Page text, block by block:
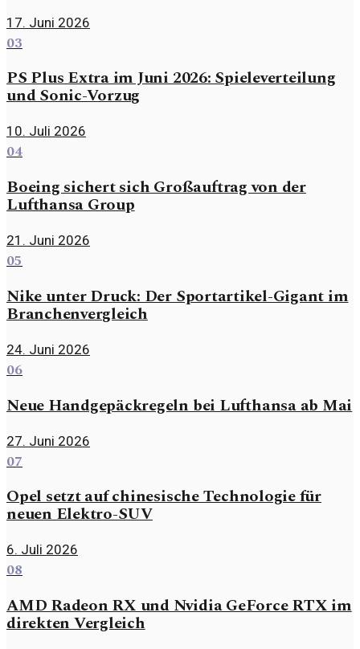
17. Juni 2026
03
PS Plus Extra im Juni 2026: Spieleverteilung
und Sonic-Vorzug
10. Juli 2026
04
Boeing sichert sich Großauftrag von der
Lufthansa Group
21. Juni 2026
05
Nike unter Druck: Der Sportartikel-Gigant im
Branchenvergleich
24. Juni 2026
06
Neue Handgepäckregeln bei Lufthansa ab Mai
27. Juni 2026
07
Opel setzt auf chinesische Technologie für
neuen Elektro-SUV
6. Juli 2026
08
AMD Radeon RX und Nvidia GeForce RTX im
direkten Vergleich